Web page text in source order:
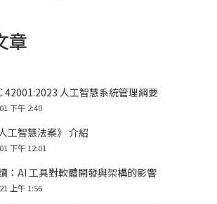
章
42001:2023 人工智慧系統管理綱要
下午 2:40
工智慧法案》 介紹
下午 12:01
：AI 工具對軟體開發與架構的影響
上午 1:56